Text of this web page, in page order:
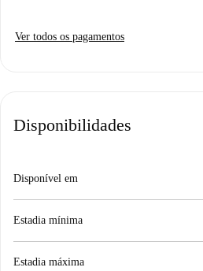
Ver todos os pagamentos
Disponibilidades
Disponível em
Estadia mínima
Estadia máxima